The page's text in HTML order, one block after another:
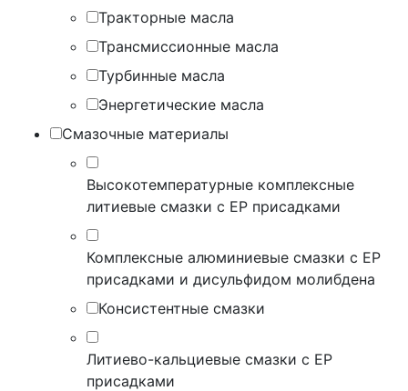
Тракторные масла
Трансмиссионные масла
Турбинные масла
Энергетические масла
Смазочные материалы
Высокотемпературные комплексные
литиевые смазки с EP присадками
Комплексные алюминиевые смазки с EP
присадками и дисульфидом молибдена
Консистентные смазки
Литиево-кальциевые смазки с EP
присадками